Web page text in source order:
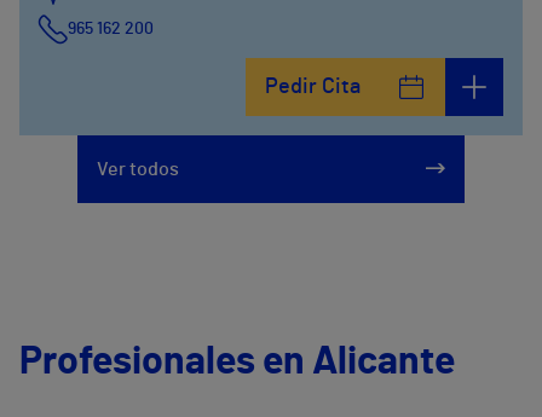
965 162 200
Pedir Cita
Ver todos
Profesionales en Alicante